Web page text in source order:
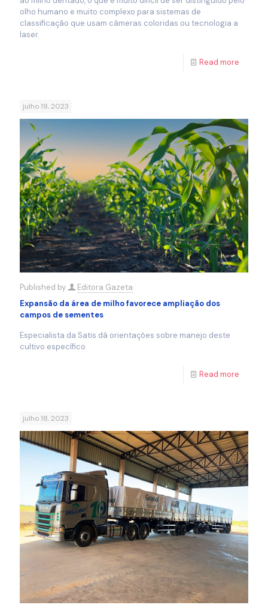
olho humano e muito complexo para sistemas de
classificação que usam câmeras coloridas ou tecnologia a
laser.
Read more
julho 19, 2023
Published by
Editora Gazeta
Expansão da área de milho favorece ampliação dos
campos de sementes
Especialista da Satis dá orientações sobre manejo deste
cultivo específico
Read more
julho 18, 2023